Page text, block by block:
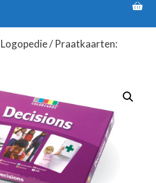
Logopedie/ Praatkaarten: